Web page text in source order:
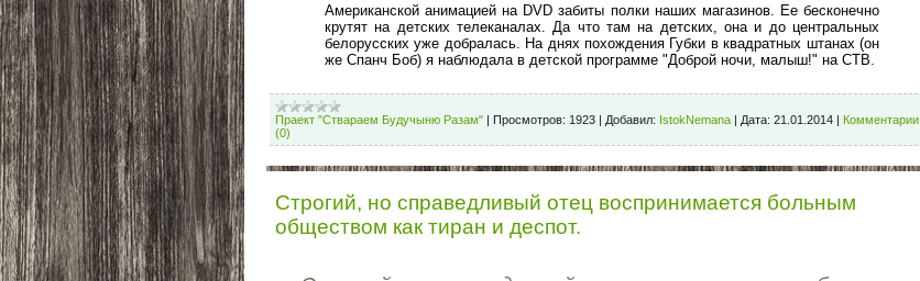
Американской анимацией на DVD забиты полки наших магазинов. Ее бесконечно
крутят на детских телеканалах. Да что там на детских, она и до центральных
белорусских уже добралась. На днях похождения Губки в квадратных штанах (он
же Спанч Боб) я наблюдала в детской программе "Доброй ночи, малыш!" на СТВ.
Праект "Ствараем Будучыню Разам" | Просмотров: 1923 | Добавил: IstokNemana | Дата: 21.01.2014 | Комментарии
(0)
Строгий, но справедливый отец воспринимается больным
обществом как тиран и деспот.